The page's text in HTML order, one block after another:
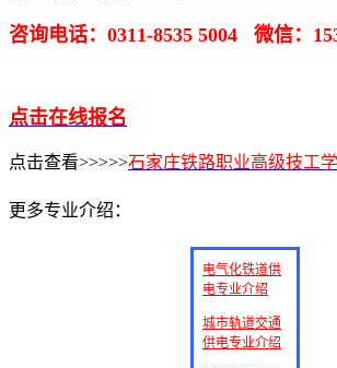
咨询电话：0311-8535 5004 微信：
点击在线报名
点击查看>>>>>石家庄铁路职业高级技工
更多专业介绍：
电气化铁道供
电专业介绍
城市轨道交通
供电专业介绍